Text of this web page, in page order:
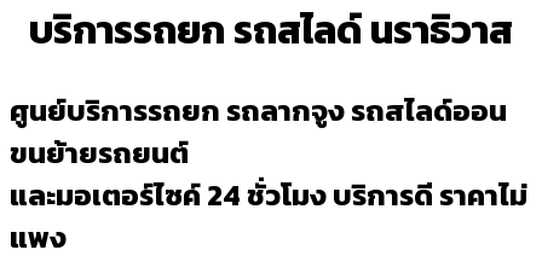
บริการรถยก รถสไลด์ นราธิวาส
ศูนย์บริการรถยก รถลากจูง รถสไลด์ออน
ขนย้ายรถยนต์
และมอเตอร์ไซค์ 24 ชั่วโมง บริการดี ราคาไม่
แพง